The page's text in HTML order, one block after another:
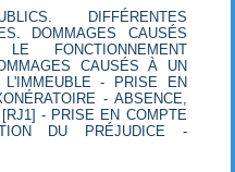
DIFFÉRENTES
DOMMAGES CAUSÉS
FONCTIONNEMENT
CAUSÉS À UN
L'IMMEUBLE - PRISE EN
- ABSENCE,
- PRISE EN COMPTE
DU PRÉJUDICE -